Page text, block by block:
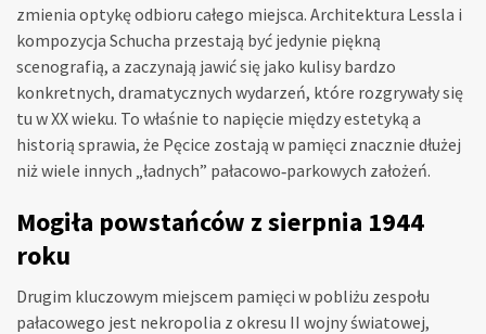
zmienia optykę odbioru całego miejsca. Architektura Lessla i
kompozycja Schucha przestają być jedynie piękną
scenografią, a zaczynają jawić się jako kulisy bardzo
konkretnych, dramatycznych wydarzeń, które rozgrywały się
tu w XX wieku. To właśnie to napięcie między estetyką a
historią sprawia, że Pęcice zostają w pamięci znacznie dłużej
niż wiele innych „ładnych” pałacowo‑parkowych założeń.
Mogiła powstańców z sierpnia 1944
roku
Drugim kluczowym miejscem pamięci w pobliżu zespołu
pałacowego jest nekropolia z okresu II wojny światowej,